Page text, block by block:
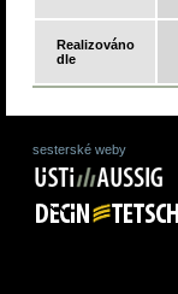
Realizováno
dle
sesterské weby